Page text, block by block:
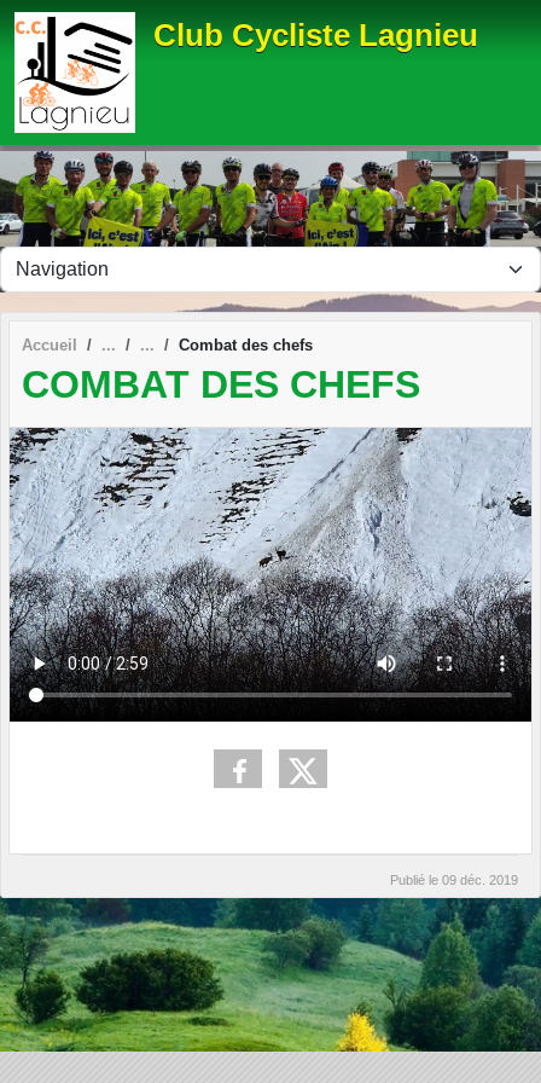
Club Cycliste Lagnieu
Accueil Combat des chefs
COMBAT DES CHEFS
Publié le 09 déc. 2019
Panneau de gestion des cookies